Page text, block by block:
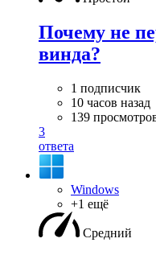
Почему не
винда?
1 подписчик
10 часов назад
139
3
ответа
Windows
+1 ещё
Средний